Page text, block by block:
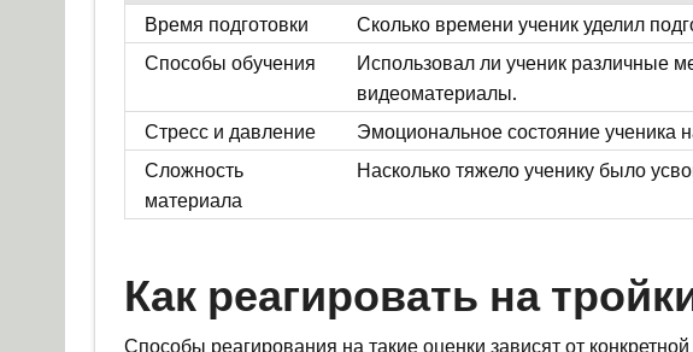
Время подготовки
Сколько времени ученик уделил
Способы обучения
Использовал ли ученик различные
видеоматериалы.
Стресс и давление
Эмоциональное состояние ученика
Сложность
материала
Насколько тяжело ученику было
Как реагировать на
Способы реагирования на такие оценки зависят от